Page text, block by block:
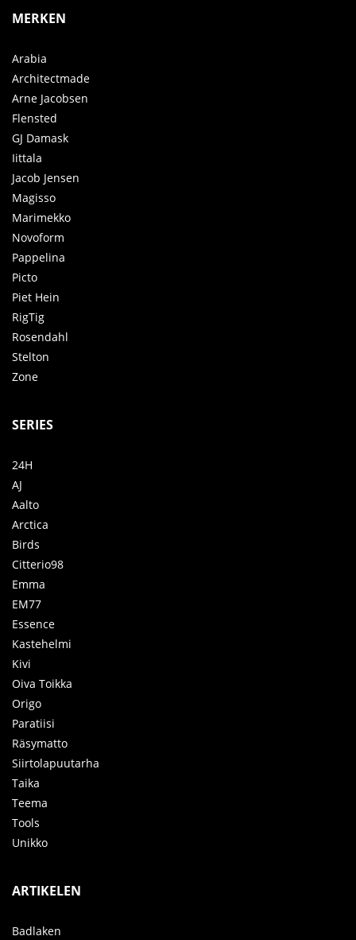
MERKEN
Arabia
Architectmade
Arne Jacobsen
Flensted
GJ Damask
Iittala
Jacob Jensen
Magisso
Marimekko
Novoform
Pappelina
Picto
Piet Hein
RigTig
Rosendahl
Stelton
Zone
SERIES
24H
AJ
Aalto
Arctica
Birds
Citterio98
Emma
EM77
Essence
Kastehelmi
Kivi
Oiva Toikka
Origo
Paratiisi
Räsymatto
Siirtolapuutarha
Taika
Teema
Tools
Unikko
ARTIKELEN
Badlaken